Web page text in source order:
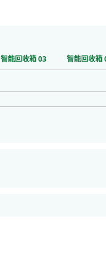
智能回收箱 03 智能回收箱